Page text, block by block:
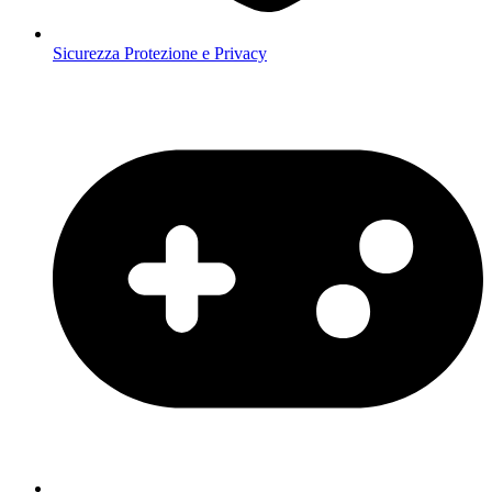
Sicurezza Protezione e Privacy